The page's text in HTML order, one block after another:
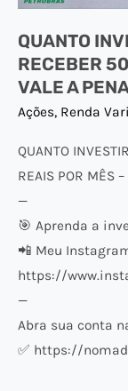
QUANTO
RECEBER
VALE A
Ações, Renda
QUANTO
REAIS POR MÊS
—
🎯 Aprenda a
📲 Meu
https://
—
Abra sua conta
✅ https://
MÊS
–
PETR4
VALE